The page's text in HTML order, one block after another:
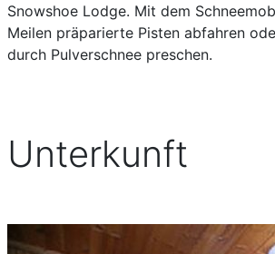
Snowshoe Lodge. Mit dem
Meilen präparierte Pisten abfahren
durch Pulverschnee preschen.
Unterkunft